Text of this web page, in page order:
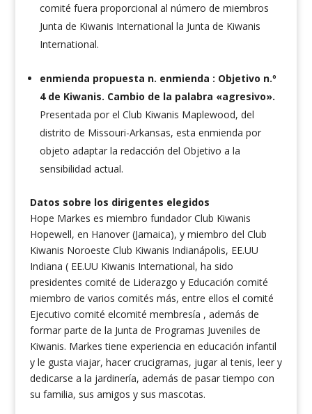
comité fuera proporcional al número de miembros
Junta de Kiwanis International la Junta de Kiwanis
International.
enmienda propuesta n. enmienda : Objetivo n.º
4 de Kiwanis. Cambio de la palabra «agresivo».
Presentada por el Club Kiwanis Maplewood, del
distrito de Missouri-Arkansas, esta enmienda por
objeto adaptar la redacción del Objetivo a la
sensibilidad actual.
Datos sobre los dirigentes elegidos
Hope Markes es miembro fundador Club Kiwanis
Hopewell, en Hanover (Jamaica), y miembro del Club
Kiwanis Noroeste Club Kiwanis Indianápolis, EE.UU
Indiana ( EE.UU Kiwanis International, ha sido
presidentes comité de Liderazgo y Educación comité
miembro de varios comités más, entre ellos el comité
Ejecutivo comité elcomité membresía , además de
formar parte de la Junta de Programas Juveniles de
Kiwanis. Markes tiene experiencia en educación infantil
y le gusta viajar, hacer crucigramas, jugar al tenis, leer y
dedicarse a la jardinería, además de pasar tiempo con
su familia, sus amigos y sus mascotas.